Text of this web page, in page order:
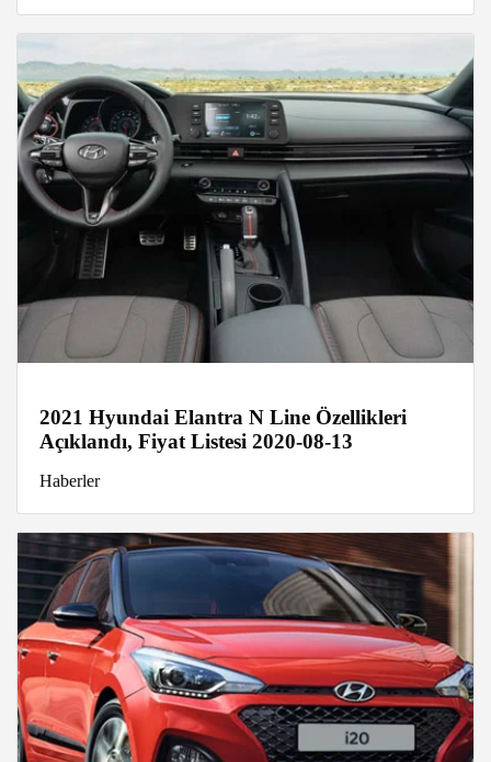
2021 Hyundai Elantra N Line Özellikleri
Açıklandı, Fiyat Listesi 2020-08-13
Haberler